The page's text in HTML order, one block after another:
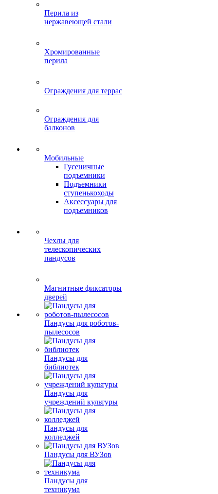
Перила из
нержавеющей стали
Хромированные
перила
Ограждения для террас
Ограждения для
балконов
Мобильные
Гусеничные
подъемники
Подъемники
ступенькоходы
Аксессуары для
подъемников
Чехлы для
телескопических
пандусов
Магнитные фиксаторы
дверей
Пандусы для роботов-
пылесосов
Пандусы для
библиотек
Пандусы для
учреждений культуры
Пандусы для
колледжей
Пандусы для ВУЗов
Пандусы для
техникума